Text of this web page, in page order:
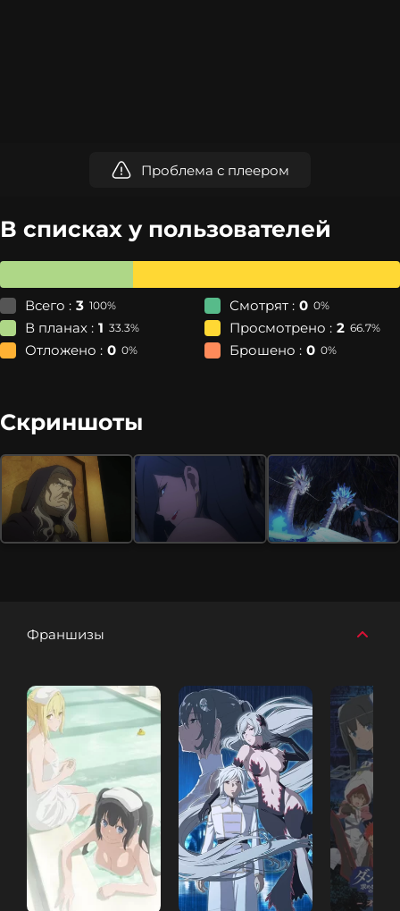
Проблема с плеером
В списках у пользователей
Всего : 3 100% Смотрят : 0 0%
В планах : 1 33.3% Просмотрено : 2 66.7%
Отложено : 0 0% Брошено : 0 0%
Скриншоты
Франшизы